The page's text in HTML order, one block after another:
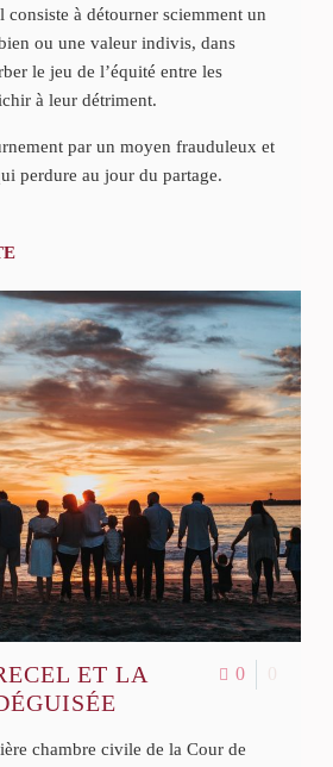
consiste à détourner sciemment un
ou une valeur indivis, dans
le jeu de l’équité entre les
à leur détriment.
par un moyen frauduleux et
perdure au jour du partage.
0 0
ET LA
chambre civile de la Cour de